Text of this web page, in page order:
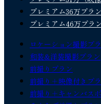
プレミアム36万プラン
プレミアム46万プラ
ロケーション撮影プ
和装&洋装撮影プラン
前撮りプラン
前撮り＋映像付きプ
前撮り＋キャンバス